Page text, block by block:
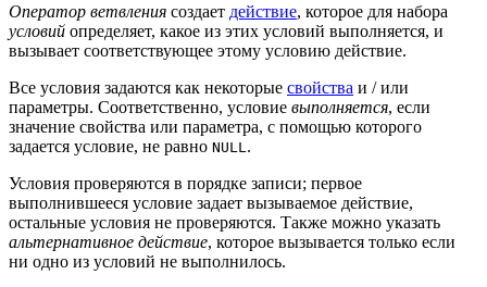
Оператор ветвления создает действие, которое для набора
условий определяет, какое из этих условий выполняется, и
вызывает соответствующее этому условию действие.
Все условия задаются как некоторые свойства и / или
параметры. Соответственно, условие выполняется, если
значение свойства или параметра, с помощью которого
задается условие, не равно NULL .
Условия проверяются в порядке записи; первое
выполнившееся условие задает вызываемое действие,
остальные условия не проверяются. Также можно указать
альтернативное действие, которое вызывается только если
ни одно из условий не выполнилось.